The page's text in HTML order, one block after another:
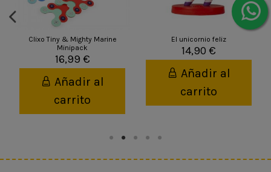
Clixo Tiny & Mighty Marine
Minipack
16,99 €
Añadir al
carrito
El unicornio feliz
14,90 €
Añadir al
carrito